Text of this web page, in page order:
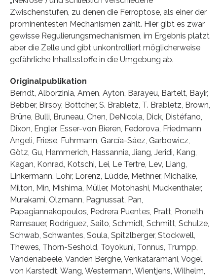
Zwischenstufen, zu denen die Ferroptose, als einer der
prominentesten Mechanismen zählt. Hier gibt es zwar
gewisse Regulierungsmechanismen, im Ergebnis platzt
aber die Zelle und gibt unkontrolliert möglicherweise
gefährliche Inhaltsstoffe in die Umgebung ab.
Originalpublikation
Berndt, Alborzinia, Amen, Ayton, Barayeu, Bartelt, Bayir,
Bebber, Birsoy, Böttcher, S. Brabletz, T. Brabletz, Brown,
Brüne, Bulli, Bruneau, Chen, DeNicola, Dick, Distéfano,
Dixon, Engler, Esser-von Bieren, Fedorova, Friedmann
Angeli, Friese, Fuhrmann, García-Sáez, Garbowicz,
Götz, Gu, Hammerich, Hassannia, Jiang, Jeridi, Kang,
Kagan, Konrad, Kotschi, Lei, Le Tertre, Lev, Liang,
Linkermann, Lohr, Lorenz, Lüdde, Methner, Michalke,
Milton, Min, Mishima, Müller, Motohashi, Muckenthaler,
Murakami, Olzmann, Pagnussat, Pan,
Papagiannakopoulos, Pedrera Puentes, Pratt, Proneth,
Ramsauer, Rodriguez, Saito, Schmidt, Schmitt, Schulze,
Schwab, Schwantes, Soula, Spitzlberger, Stockwell,
Thewes, Thorn-Seshold, Toyokuni, Tonnus, Trumpp,
Vandenabeele, Vanden Berghe, Venkataramani, Vogel,
von Karstedt, Wang, Westermann, Wientjens, Wilhelm,